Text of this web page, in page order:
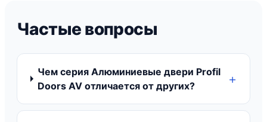
Частые вопросы
Чем серия Алюминиевые двери Profil
Doors AV отличается от других?